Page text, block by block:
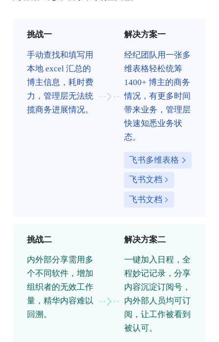
挑战一
手动查找和填写用
本地 excel 汇总的
博主信息，耗时费
力，管理层无法统
揽商务进展情况。
解决方案一
经纪团队用一张多
维表格轻松统筹
1400+ 博主的商务
情况，有更多时间
带来业务，管理层
快速知悉业务状
态。
飞书多维表格
飞书文档
飞书文档
挑战二
内外部分享需用多
个不同软件，增加
组织者的无效工作
量，精华内容难以
回溯。
解决方案二
一键加入日程，全
程妙记记录，分享
内容沉淀订阅号，
内外部人员均可订
阅，让工作被看到
被认可。